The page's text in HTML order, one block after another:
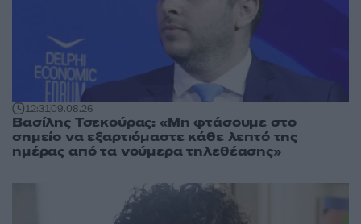
12:3109.08.26
Βασίλης Τσεκούρας: «Μη φτάσουμε στο
σημείο να εξαρτιόμαστε κάθε λεπτό της
ημέρας από τα νούμερα τηλεθέασης»